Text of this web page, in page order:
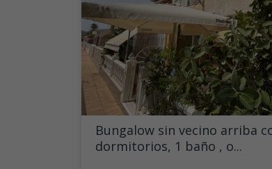
Bungalow sin vecino arriba
dormitorios, 1 baño , o...